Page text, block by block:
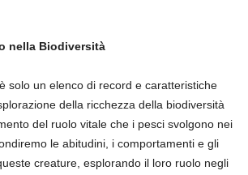
nella Biodiversità
solo un elenco di record e caratteristiche
della ricchezza della biodiversità
del ruolo vitale che i pesci svolgono nei
le abitudini, i comportamenti e gli
creature, esplorando il loro ruolo negli